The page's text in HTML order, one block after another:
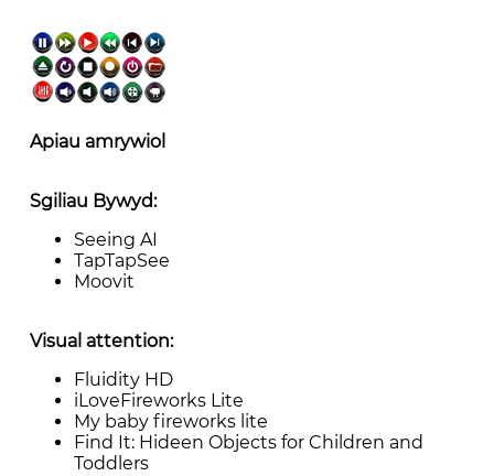
Apiau amrywiol
Sgiliau Bywyd:
Seeing AI
TapTapSee
Moovit
Visual attention:
Fluidity HD
iLoveFireworks Lite
My baby fireworks lite
Find It: Hideen Objects for Children and
Toddlers